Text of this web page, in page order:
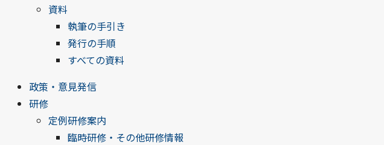
資料
執筆の手引き
発行の手順
すべての資料
政策・意見発信
研修
定例研修案内
臨時研修・その他研修情報